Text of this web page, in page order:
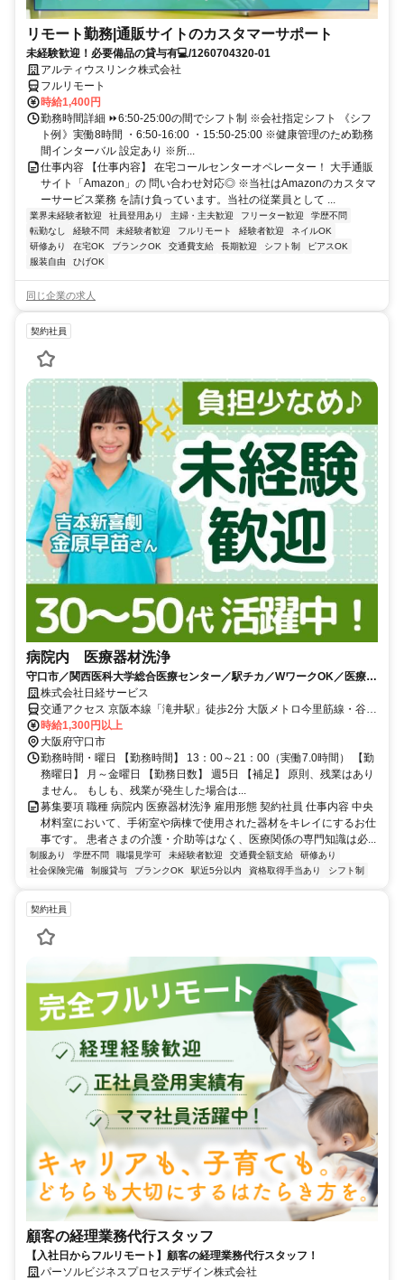
リモート勤務|通販サイトのカスタマーサポート
未経験歓迎！必要備品の貸与有💻/1260704320-01
アルティウスリンク株式会社
フルリモート
時給1,400円
勤務時間詳細 ⏩6:50-25:00の間でシフト制 ※会社指定シフト 《シフ
ト例》実働8時間 ・6:50-16:00 ・15:50-25:00 ※健康管理のため勤務
間インターバル 設定あり ※所...
仕事内容 【仕事内容】 在宅コールセンターオペレーター！ 大手通販
サイト「Amazon」の 問い合わせ対応◎ ※当社はAmazonのカスタマ
ーサービス業務 を請け負っています。当社の従業員として ...
業界未経験者歓迎 社員登用あり 主婦・主夫歓迎 フリーター歓迎
学歴不問
転勤なし
経験不問 未経験者歓迎 フルリモート 経験者歓迎
ネイルOK
研修あり
在宅OK ブランクOK 交通費支給 長期歓迎 シフト制
ピアスOK
服装自由
ひげOK
同じ企業の求人
契約社員
病院内 医療器材洗浄
守口市／関西医科大学総合医療センター／駅チカ／WワークOK／医療器
材の滅菌洗浄
株式会社日経サービス
交通アクセス 京阪本線「滝井駅」徒歩2分 大阪メトロ今里筋線・谷町
線「太子橋今市駅」徒歩5分 ＜通勤可能エリア＞ 好アクセスのため、
門真市、大阪市、寝屋川市などからも通勤可能です！ もちろん上記
市以外からでもOK！
時給1,300円以上
大阪府守口市
勤務時間・曜日 【勤務時間】 13：00～21：00（実働7.0時間） 【勤
務曜日】 月～金曜日 【勤務日数】 週5日 【補足】 原則、残業はあり
ません。 もしも、残業が発生した場合は...
募集要項 職種 病院内 医療器材洗浄 雇用形態 契約社員 仕事内容 中央
材料室において、手術室や病棟で使用された器材をキレイにするお仕
事です。 患者さまの介護・介助等はなく、医療関係の専門知識は必...
制服あり 学歴不問 職場見学可 未経験者歓迎 交通費全額支給
研修あり
社会保険完備
制服貸与 ブランクOK 駅近5分以内 資格取得手当あり シフト制
契約社員
顧客の経理業務代行スタッフ
【入社日からフルリモート】顧客の経理業務代行スタッフ！
パーソルビジネスプロセスデザイン株式会社